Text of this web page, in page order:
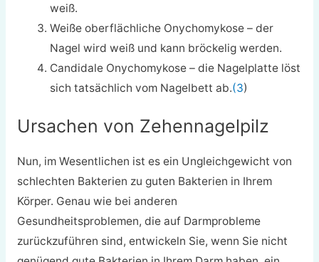
weiß.
Weiße oberflächliche Onychomykose – der
Nagel wird weiß und kann bröckelig werden.
Candidale Onychomykose – die Nagelplatte löst
sich tatsächlich vom Nagelbett ab.(3)
Ursachen von Zehennagelpilz
Nun, im Wesentlichen ist es ein Ungleichgewicht von
schlechten Bakterien zu guten Bakterien in Ihrem
Körper. Genau wie bei anderen
Gesundheitsproblemen, die auf Darmprobleme
zurückzuführen sind, entwickeln Sie, wenn Sie nicht